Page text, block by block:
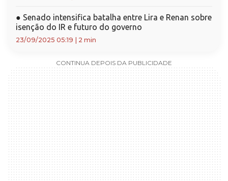
● Senado intensifica batalha entre Lira e Renan sobre
isenção do IR e futuro do governo
23/09/2025 05:19 | 2 min
CONTINUA DEPOIS DA PUBLICIDADE